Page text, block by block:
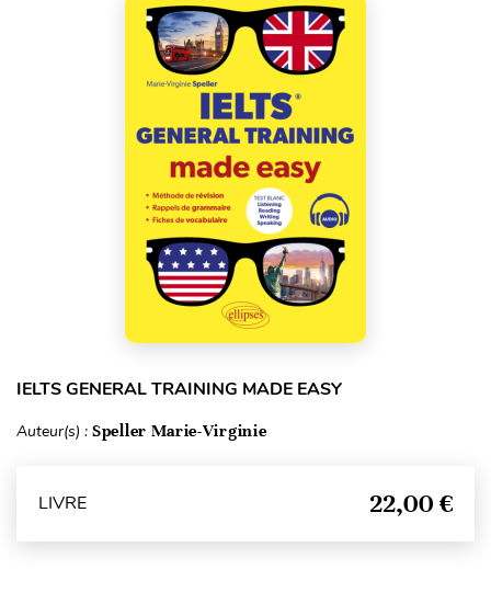
IELTS GENERAL TRAINING MADE EASY
Auteur(s) : Speller Marie-Virginie
LIVRE 22,00 €